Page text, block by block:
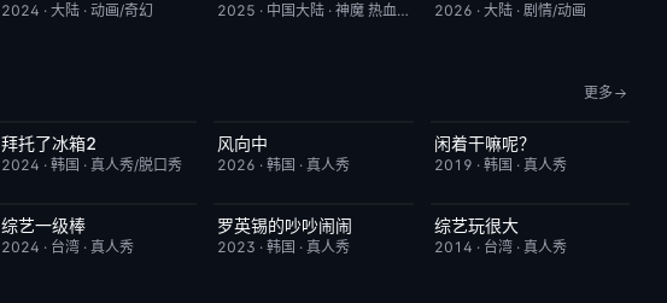
2024 · 大陆· 动画/奇幻 2025 · 中国大陆 ·神魔 热血 都市 2026 · 大陆· 剧情/动画
更多
更新至第83期
拜托了冰箱2
2024 · 韩国 · 真人秀/脱口秀
更新至第02集
风向中
2026 ·韩国 ·真人秀
本周更新
闲着干嘛呢？
2019 · 韩国 · 真人秀
本周更新
综艺一级棒
2024 · 台湾· 真人秀
本周更新
罗英锡的吵吵闹闹
2023 ·韩国 ·真人秀
本周更新
综艺玩很大
2014 · 台湾· 真人秀